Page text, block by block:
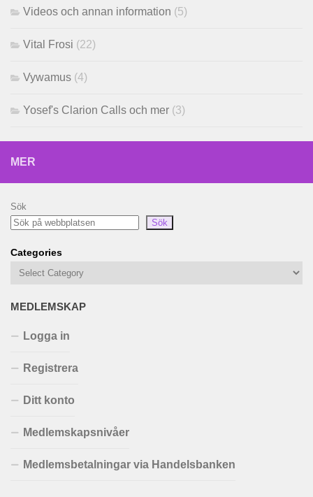
Videos och annan information (5)
Vital Frosi (22)
Vywamus (4)
Yosef's Clarion Calls och mer (3)
MER
Sök
Sök
Categories
MEDLEMSKAP
Logga in
Registrera
Ditt konto
Medlemskapsnivåer
Medlemsbetalningar via Handelsbanken